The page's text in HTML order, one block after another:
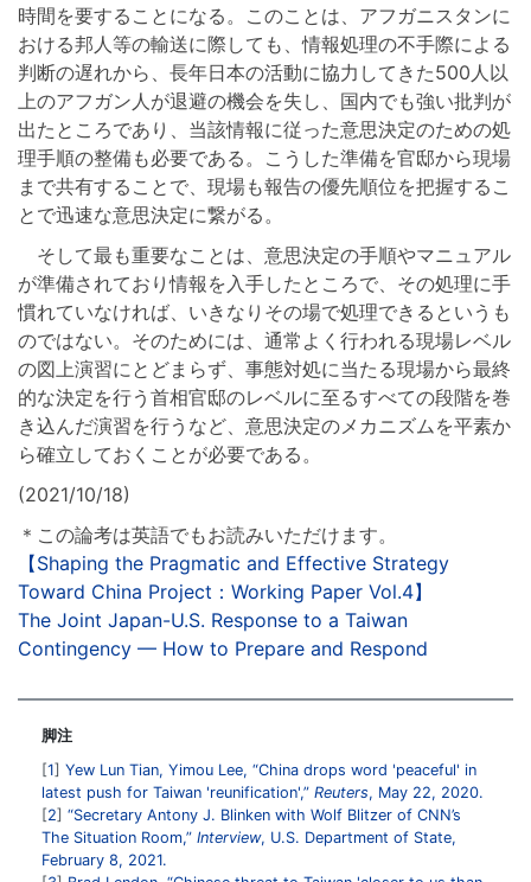
時間を要することになる。このことは、アフガニスタンに
おける邦人等の輸送に際しても、情報処理の不手際による
判断の遅れから、長年日本の活動に協力してきた500人以
上のアフガン人が退避の機会を失し、国内でも強い批判が
出たところであり、当該情報に従った意思決定のための処
理手順の整備も必要である。こうした準備を官邸から現場
まで共有することで、現場も報告の優先順位を把握するこ
とで迅速な意思決定に繋がる。
そして最も重要なことは、意思決定の手順やマニュアル
が準備されており情報を入手したところで、その処理に手
慣れていなければ、いきなりその場で処理できるというも
のではない。そのためには、通常よく行われる現場レベル
の図上演習にとどまらず、事態対処に当たる現場から最終
的な決定を行う首相官邸のレベルに至るすべての段階を巻
き込んだ演習を行うなど、意思決定のメカニズムを平素か
ら確立しておくことが必要である。
(2021/10/18)
＊この論考は英語でもお読みいただけます。
【Shaping the Pragmatic and Effective Strategy
Toward China Project：Working Paper Vol.4】
The Joint Japan-U.S. Response to a Taiwan
Contingency — How to Prepare and Respond
脚注
1
Yew Lun Tian, Yimou Lee, “China drops word 'peaceful' in
latest push for Taiwan 'reunification',” Reuters, May 22, 2020.
2
“Secretary Antony J. Blinken with Wolf Blitzer of CNN’s
The Situation Room,” Interview, U.S. Department of State,
February 8, 2021.